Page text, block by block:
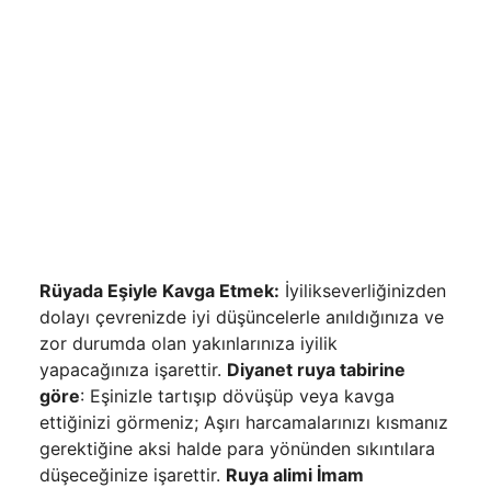
Rüyada Eşiyle Kavga Etmek: İyilikseverliğinizden
dolayı çevrenizde iyi düşüncelerle anıl­dığınıza ve
zor durumda olan yakınlarınıza iyilik
yapacağınıza işarettir. Diyanet ruya tabirine
göre: Eşinizle tartışıp dövüşüp veya kavga
ettiğinizi görmeniz; Aşırı harcamalarınızı kısmanız
gerektiğine aksi halde para yö­nünden sıkıntılara
düşeceğinize işarettir. Ruya alimi İmam